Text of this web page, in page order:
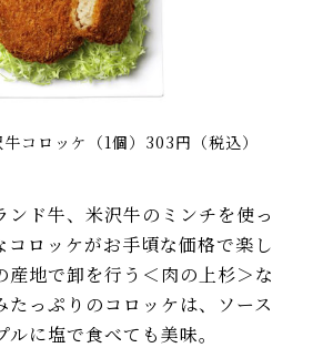
コロッケ（1個）303円（税込）
ンド牛、米沢牛のミンチを使っ
コロッケがお手頃な価格で楽し
産地で卸を行う＜肉の上杉＞な
たっぷりのコロッケは、ソース
に塩で食べても美味。